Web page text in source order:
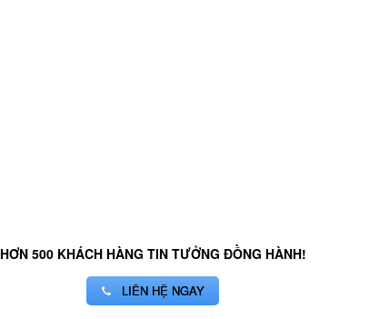
HƠN 500 KHÁCH HÀNG TIN TƯỞNG ĐỒNG HÀNH!
LIÊN HỆ NGAY